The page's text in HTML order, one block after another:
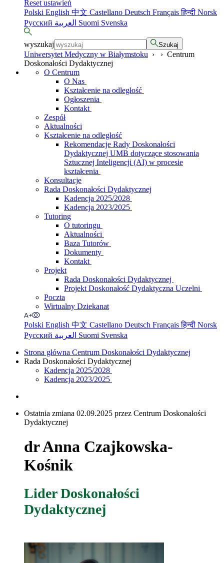
Reset ustawień
Polski English 中文 Castellano Deutsch Françaisहिन्दी Norsk
Русский
Suomi Svenska
wyszukaj Szukaj
Uniwersytet Medyczny w Białymstoku › › Centrum
Doskonałości Dydaktycznej
O Centrum
O Nas
Kształcenie na odległość
Ogłoszenia
Kontakt
Zespół
Aktualności
Kształcenie na odległość
Rekomendacje Rady Doskonałości
Dydaktycznej UMB dotyczące stosowania
Sztucznej Inteligencji (AI) w procesie
kształcenia
Konsultacje
Rada Doskonałości Dydaktycznej
Kadencja 2025/2028
Kadencja 2023/2025
Tutoring
O tutoringu
Aktualności
Baza Tutorów
Dokumenty
Kontakt
Projekt
Rada Doskonałości Dydaktycznej
Projekt Doskonałość Dydaktyczna Uczelni
Poczta
Wirtualny Dziekanat
Polski English 中文 Castellano Deutsch Françaisहिन्दी Norsk
Русский
Suomi Svenska
Strona główna Centrum Doskonałości Dydaktycznej
Rada Doskonałości Dydaktycznej
Kadencja 2025/2028
Kadencja 2023/2025
Ostatnia zmiana 02.09.2025 przez Centrum Doskonałości
Dydaktycznej
dr Anna Czajkowska-
Kośnik
Lider Doskonałości
Dydaktycznej